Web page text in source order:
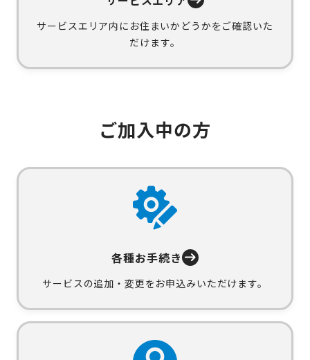
サービスエリア内にお住まいかどうかをご確認いた
だけます。
ご加入中の方
各種お手続き
サービスの追加・変更をお申込みいただけます。